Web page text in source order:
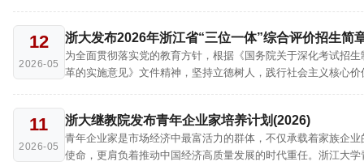
12
2026-05
浙大发布2026年浙江省“三位一体”综合评价招生简
为全面贯彻落实党的教育方针，根据《国务院关于深化考试招生
革的实施意见》文件精神，坚持立德树人，践行社会主义核心价
11
2026-05
浙大继教院发布青年企业家培养计划(2026)
青年企业家是市场经济中最富活力的群体，不仅承载着家族企业
使命，更肩负着推动中国经济高质量发展的时代重任。浙江大学